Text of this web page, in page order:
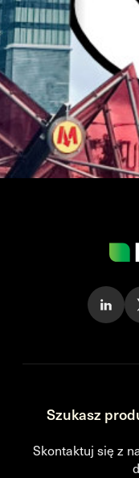
Szukasz
Skontaktuj się z